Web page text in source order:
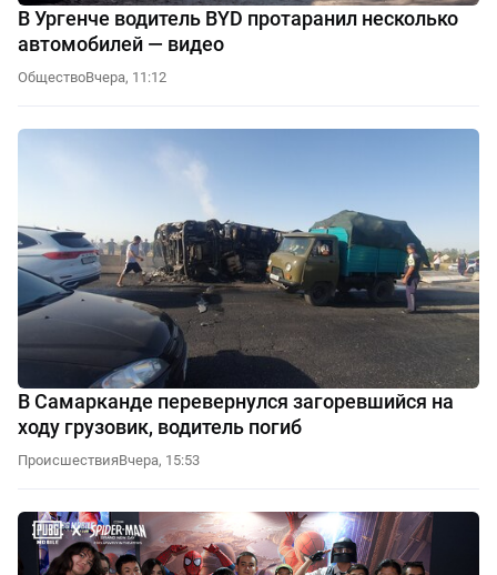
В Ургенче водитель BYD протаранил несколько
автомобилей — видео
ОбществоВчера, 11:12
В Самарканде перевернулся загоревшийся на
ходу грузовик, водитель погиб
ПроисшествияВчера, 15:53